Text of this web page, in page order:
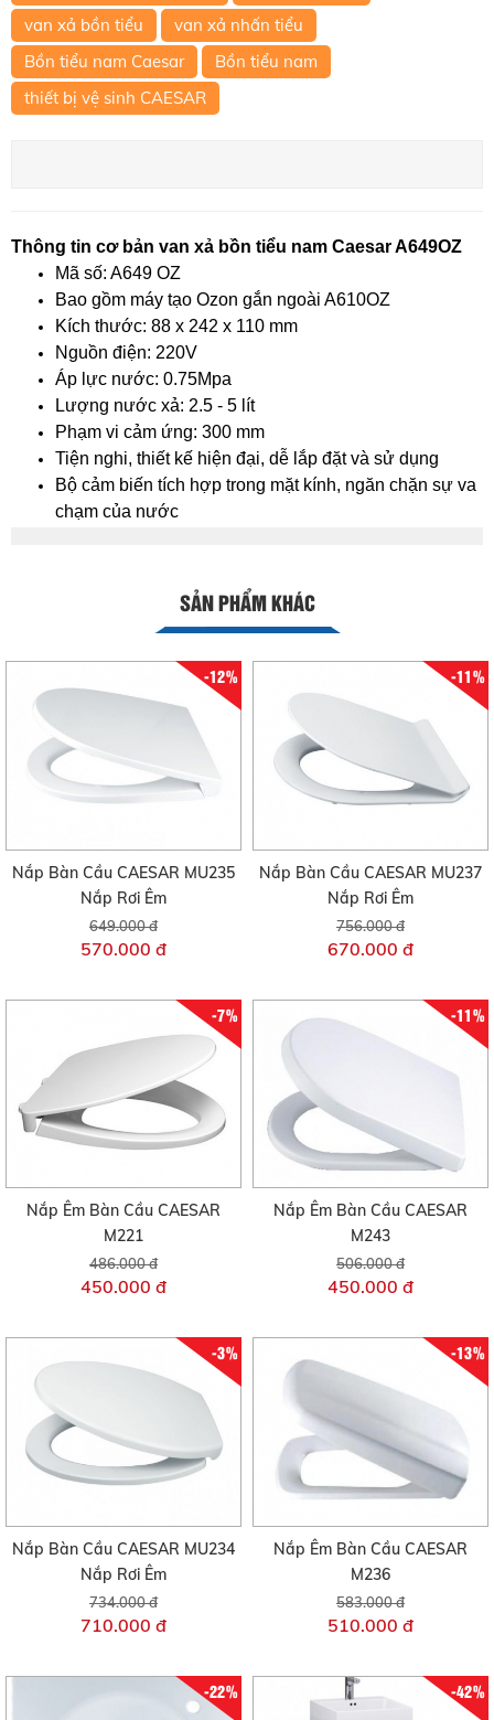
van xả bồn tiểu
van xả nhấn tiểu
Bồn tiểu nam Caesar
Bồn tiểu nam
thiết bị vệ sinh CAESAR
Thông tin cơ bản van xả bồn tiểu nam Caesar A649OZ
Mã số: A649 OZ
Bao gồm máy tạo Ozon gắn ngoài A610OZ
Kích thước: 88 x 242 x 110 mm
Nguồn điện: 220V
Áp lực nước: 0.75Mpa
Lượng nước xả: 2.5 - 5 lít
Phạm vi cảm ứng: 300 mm
Tiện nghi, thiết kế hiện đại, dễ lắp đặt và sử dụng
Bộ cảm biến tích hợp trong mặt kính, ngăn chặn sự va
chạm của nước
SẢN PHẨM KHÁC
-12%
Nắp Bàn Cầu CAESAR MU235
Nắp Rơi Êm
649.000 đ
570.000 đ
-11%
Nắp Bàn Cầu CAESAR MU237
Nắp Rơi Êm
756.000 đ
670.000 đ
-7%
Nắp Êm Bàn Cầu CAESAR
M221
486.000 đ
450.000 đ
-11%
Nắp Êm Bàn Cầu CAESAR
M243
506.000 đ
450.000 đ
-3%
Nắp Bàn Cầu CAESAR MU234
Nắp Rơi Êm
734.000 đ
710.000 đ
-13%
Nắp Êm Bàn Cầu CAESAR
M236
583.000 đ
510.000 đ
-22% -42%